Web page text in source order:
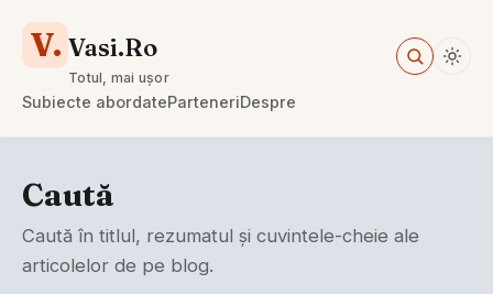
V. Vasi.Ro
Totul, mai ușor
Subiecte abordateParteneriDespre
Caută
Caută în titlul, rezumatul și cuvintele-cheie ale
articolelor de pe blog.